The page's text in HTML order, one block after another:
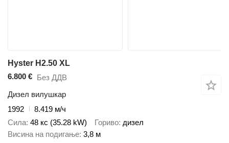
Hyster H2.50 XL
6.800 € Без ДДВ
Дизел вилушкар
1992
8.419 м/ч
Сила 48 кс (35.28 kW) Гориво дизел
Висина на подигање 3,8 м